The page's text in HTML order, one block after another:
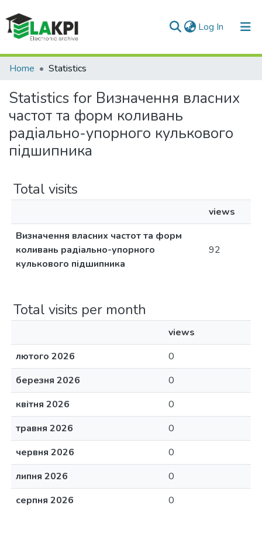
Log In (current)
Communities & Collections
All of DSpace
Home Statistics
Statistics for Визначення власних
частот та форм коливань
радіально-упорного кулькового
підшипника
Total visits
views
Визначення власних частот та форм
коливань радіально-упорного
кулькового підшипника
92
Total visits per month
views
лютого 2026
0
березня 2026
0
квітня 2026
0
травня 2026
0
червня 2026
0
липня 2026
0
серпня 2026
0